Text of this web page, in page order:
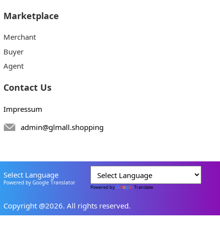
Marketplace
Merchant
Buyer
Agent
Contact Us
Impressum
admin@glmall.shopping
Select Language
Powered by Google Translator
Powered by Translate
Copyright @2026. All rights reserved.